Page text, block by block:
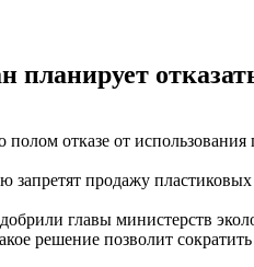
планирует
отказе от
продажу
главы министерств
решение позволит